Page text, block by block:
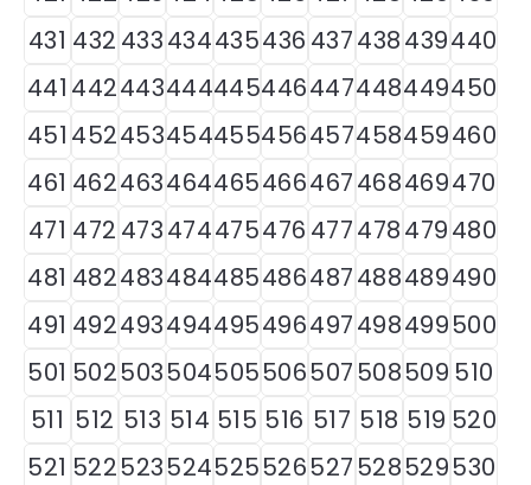
431 432 433434435436 437438439440
441 442443444445446447448449450
451 452453454455456457458459460
461 462463464465466467468469470
471 472 473474475476 477478479480
481 482483484485486487488489490
491 492493494495496497498499500
501 502503504505506507508509 510
511 512 513 514 515 516 517 518 519 520
521 522523524525526527528529530